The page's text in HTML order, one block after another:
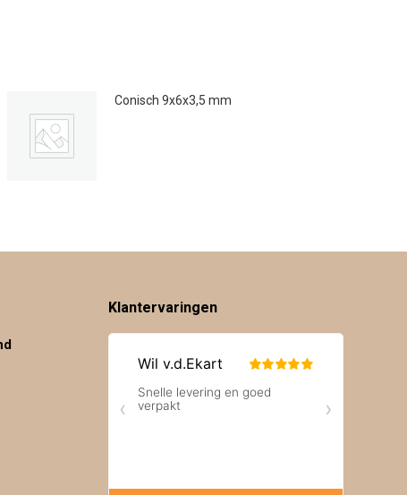
Conisch 9x6x3,5 mm
Klantervaringen